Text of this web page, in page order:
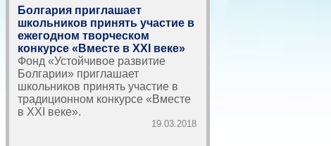
Болгария приглашает
школьников принять участие в
ежегодном творческом
конкурсе «Вместе в ХХІ веке»
Фонд «Устойчивое развитие
Болгарии» приглашает
школьников принять участие в
традиционном конкурсе «Вместе
в ХХІ веке».
19.03.2018